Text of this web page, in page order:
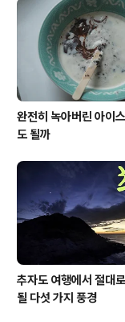
완전히 녹아버린 아이
도 될까
추자도 여행에서 절대
될 다섯 가지 풍경